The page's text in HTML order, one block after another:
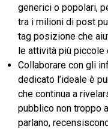
generici o popolari,
tra i milioni di post
tag posizione che
le attività più piccole
Collaborare con gli
dedicato l’ideale è
che continua a
pubblico non troppo
parlano,